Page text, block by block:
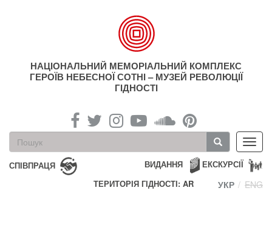
НАЦІОНАЛЬНИЙ МЕМОРІАЛЬНИЙ КОМПЛЕКС
ГЕРОЇВ НЕБЕСНОЇ СОТНІ – МУЗЕЙ РЕВОЛЮЦІЇ
ГІДНОСТІ
Пошукова
форма
Пошук
СПІВПРАЦЯ ЕКСКУРСІЇ
ВИДАННЯ
ТЕРИТОРІЯ ГІДНОСТІ: AR
УКР ENG